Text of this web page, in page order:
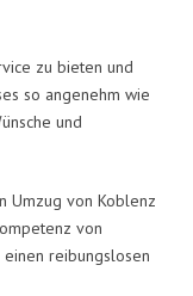
zu bieten und
so angenehm wie
und
Umzug von Koblenz
von
reibungslosen